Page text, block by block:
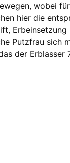
wobei
hier die
Putzfrau sich
der Erblasser